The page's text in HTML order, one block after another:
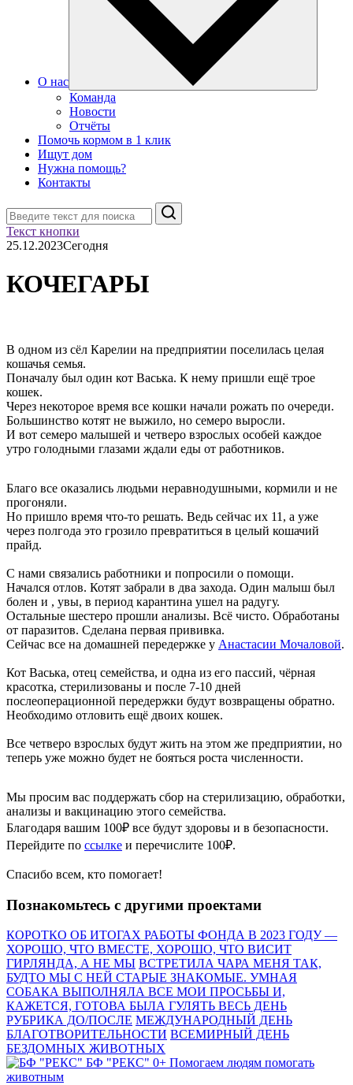
О нас
Команда
Новости
Отчёты
Помочь кормом в 1 клик
Ищут дом
Нужна помощь?
Контакты
Поиск
Текст кнопки
25.12.2023Сегодня
КОЧЕГАРЫ
В одном из сёл Карелии на предприятии поселилась целая
кошачья семья.
Поначалу был один кот Васька. К нему пришли ещё трое
кошек.
Через некоторое время все кошки начали рожать по очереди.
Большинство котят не выжило, но семеро выросли.
И вот семеро малышей и четверо взрослых особей каждое
утро голодными глазами ждали еды от работников.
Благо все оказались людьми неравнодушными, кормили и не
прогоняли.
Но пришло время что-то решать. Ведь сейчас их 11, а уже
через полгода это грозило превратиться в целый кошачий
прайд.
С нами связались работники и попросили о помощи.
Начался отлов. Котят забрали в два захода. Один малыш был
болен и , увы, в период карантина ушел на радугу.
Остальные шестеро прошли анализы. Всё чисто. Обработаны
от паразитов. Сделана первая прививка.
Сейчас все на домашней передержке у Анастасии Мочаловой.
Кот Васька, отец семейства, и одна из его пассий, чёрная
красотка, стерилизованы и после 7-10 дней
послеоперационной передержки будут возвращены обратно.
Необходимо отловить ещё двоих кошек.
Все четверо взрослых будут жить на этом же предприятии, но
теперь уже можно будет не бояться роста численности.
Мы просим вас поддержать сбор на стерилизацию, обработки,
анализы и вакцинацию этого семейства.
Благодаря вашим 100₽ все будут здоровы и в безопасности.
Перейдите по ссылке и перечислите 100₽.
Спасибо всем, кто помогает!
Познакомьтесь с другими проектами
КОРОТКО ОБ ИТОГАХ РАБОТЫ ФОНДА В 2023 ГОДУ —
ХОРОШО, ЧТО ВМЕСТЕ, ХОРОШО, ЧТО ВИСИТ
ГИРЛЯНДА, А НЕ МЫ ВСТРЕТИЛА ЧАРА МЕНЯ ТАК,
БУДТО МЫ С НЕЙ СТАРЫЕ ЗНАКОМЫЕ. УМНАЯ
СОБАКА ВЫПОЛНЯЛА ВСЕ МОИ ПРОСЬБЫ И,
КАЖЕТСЯ, ГОТОВА БЫЛА ГУЛЯТЬ ВЕСЬ ДЕНЬ
РУБРИКА ДО/ПОСЛЕ МЕЖДУНАРОДНЫЙ ДЕНЬ
БЛАГОТВОРИТЕЛЬНОСТИ ВСЕМИРНЫЙ ДЕНЬ
БЕЗДОМНЫХ ЖИВОТНЫХ
БФ "РЕКС" 0+ Помогаем людям помогать
животным